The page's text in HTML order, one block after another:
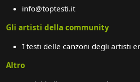
info@toptesti.it
Gli artisti della community
I testi delle canzoni degli artisti
Altro